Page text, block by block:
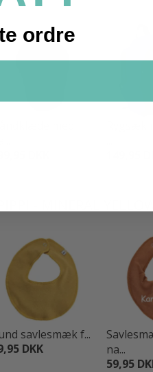
med
- MINERAL
savlesmæk f...
DKK
na...
59,95
ordre